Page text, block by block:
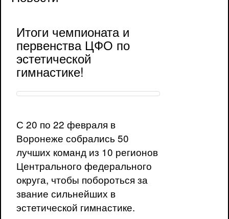
Итоги чемпионата и
первенства ЦФО по
эстетической
гимнастике!
С 20 по 22 февраля в
Воронеже собрались 50
лучших команд из 10 регионов
Центрального федерального
округа, чтобы побороться за
звание сильнейших в
эстетической гимнастике.